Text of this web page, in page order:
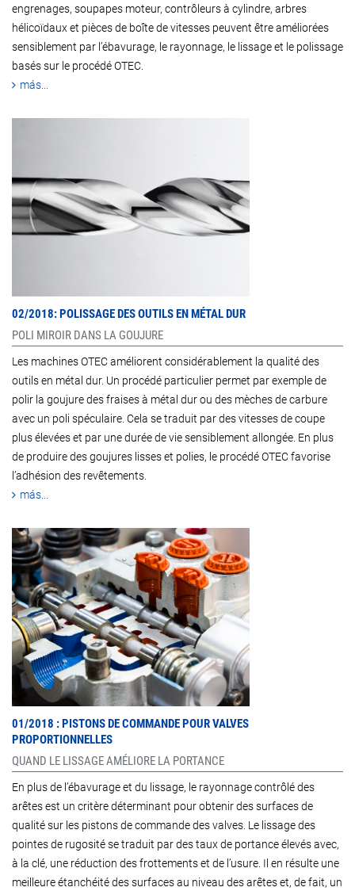
engrenages, soupapes moteur, contrôleurs à cylindre, arbres
hélicoïdaux et pièces de boîte de vitesses peuvent être améliorées
sensiblement par l’ébavurage, le rayonnage, le lissage et le polissage
basés sur le procédé OTEC.
más...
02/2018: POLISSAGE DES OUTILS EN MÉTAL DUR
POLI MIROIR DANS LA GOUJURE
Les machines OTEC améliorent considérablement la qualité des
outils en métal dur. Un procédé particulier permet par exemple de
polir la goujure des fraises à métal dur ou des mèches de carbure
avec un poli spéculaire. Cela se traduit par des vitesses de coupe
plus élevées et par une durée de vie sensiblement allongée. En plus
de produire des goujures lisses et polies, le procédé OTEC favorise
l’adhésion des revêtements.
más...
01/2018 : PISTONS DE COMMANDE POUR VALVES
PROPORTIONNELLES
QUAND LE LISSAGE AMÉLIORE LA PORTANCE
En plus de l’ébavurage et du lissage, le rayonnage contrôlé des
arêtes est un critère déterminant pour obtenir des surfaces de
qualité sur les pistons de commande des valves. Le lissage des
pointes de rugosité se traduit par des taux de portance élevés avec,
à la clé, une réduction des frottements et de l’usure. Il en résulte une
meilleure étanchéité des surfaces au niveau des arêtes et, de fait, un